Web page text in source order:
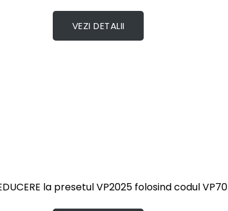
VEZI DETALII
la presetul VP2025 folosind codul VP70